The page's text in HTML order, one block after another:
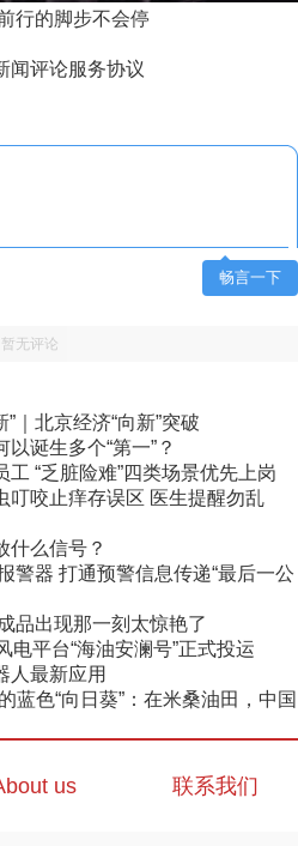
行的脚步不会停
闻评论服务协议
畅言一下
暂无评论
｜北京经济“向新”突破
诞生多个“第一”？
“乏脏险难”四类场景优先上岗
叮咬止痒存误区 医生提醒勿乱
什么信号？
警器 打通预警信息传递“最后一公
品出现那一刻太惊艳了
平台“海油安澜号”正式投运
人最新应用
蓝色“向日葵”：在米桑油田，中国
us 联系我们